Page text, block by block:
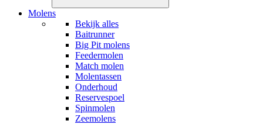
Molens
Bekijk alles
Baitrunner
Big Pit molens
Feedermolen
Match molen
Molentassen
Onderhoud
Reservespoel
Spinmolen
Zeemolens